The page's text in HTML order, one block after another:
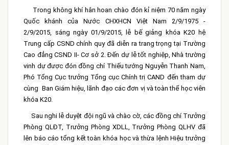
Trong không khí hân hoan chào đón kỉ niệm 70 năm ngày
Quốc khánh của Nước CHXHCN Việt Nam 2/9/1975 -
2/9/2015, sáng ngày 01/9/2015, lễ bế giảng khóa K20 hệ
Trung cấp CSND chính quy đã diễn ra trang trọng tại Trường
Cao đẳng CSND II- Cơ sở 2. Đến dự lễ tốt nghiệp, Nhà trường
vinh dự được đón đồng chí Thiếu tướng Nguyễn Thanh Nam,
Phó Tổng Cục trưởng Tổng cục Chính trị CAND đến tham dự
cùng Ban Giám hiệu, lãnh đạo các đơn vị và toàn thể học viên
khóa K20.
Sau nghi lễ duyệt đội ngũ và chào cờ, các đồng chí Trưởng
Phòng QLĐT, Trưởng Phòng XDLL, Trưởng Phòng QLHV đã
lên báo cáo tổng kết toàn khóa học và thừa lệnh Hiệu trưởng